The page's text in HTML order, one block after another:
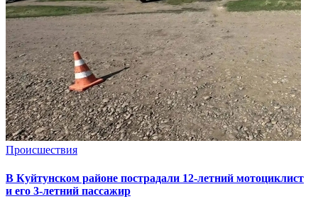
Происшествия
В Куйтунском районе пострадали 12-летний мотоциклист
и его 3-летний пассажир